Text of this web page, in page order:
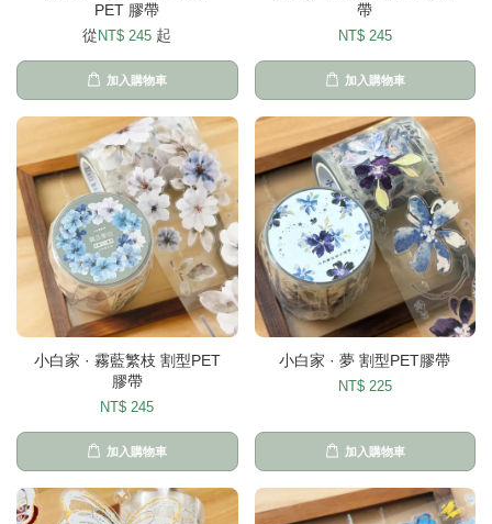
PET 膠帶
從 NT$ 245 起
加入購物車
帶
NT$ 245
加入購物車
小白家 · 霧藍繁枝 割型PET
膠帶
NT$ 245
加入購物車
小白家 · 夢 割型PET膠帶
NT$ 225
加入購物車